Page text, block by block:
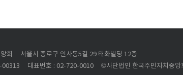
회
서울시 종로구 인사동5길 29 태화빌딩 12층
00313
대표번호 : 02-720-0010 ©사단법인 한국주민자치중